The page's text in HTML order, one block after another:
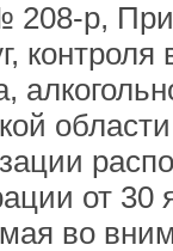
208-р,
от 30
во